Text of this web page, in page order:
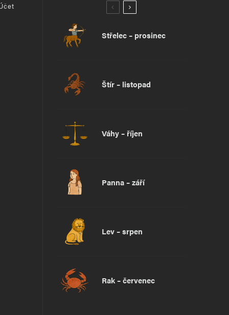
Střelec – prosinec
Štír – listopad
Váhy – říjen
Panna – září
Lev – srpen
Rak – červenec